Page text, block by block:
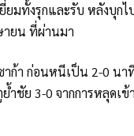
ยมทั้งรุกและรับ หลังบุก
ายน ที่ผ่านมา
ก้า ก่อนหนีเป็น 2-0 นา
ย 3-0 จากการหลุดเข้